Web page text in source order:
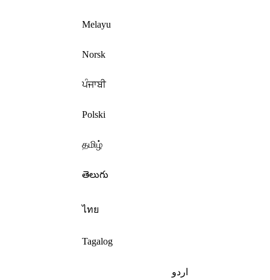
Melayu
Norsk
ਪੰਜਾਬੀ
Polski
தமிழ்
తెలుగు
ไทย
Tagalog
اردو